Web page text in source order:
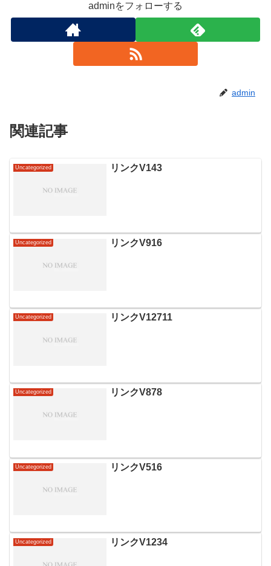
adminをフォローする
admin
関連記事
Uncategorized リンクV143
Uncategorized リンクV916
Uncategorized リンクV12711
Uncategorized リンクV878
Uncategorized リンクV516
Uncategorized リンクV1234